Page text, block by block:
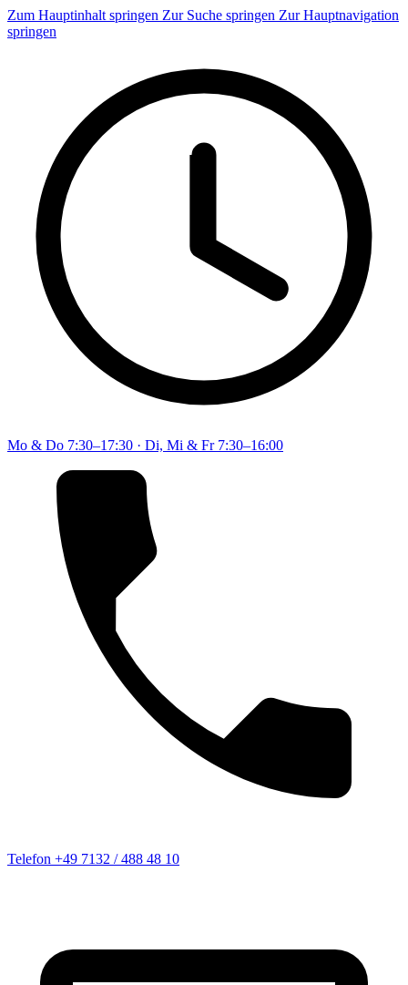
Zum Hauptinhalt springen Zur Suche springen Zur Hauptnavigation
springen
Mo & Do 7:30–17:30 · Di, Mi & Fr 7:30–16:00
Telefon +49 7132 / 488 48 10